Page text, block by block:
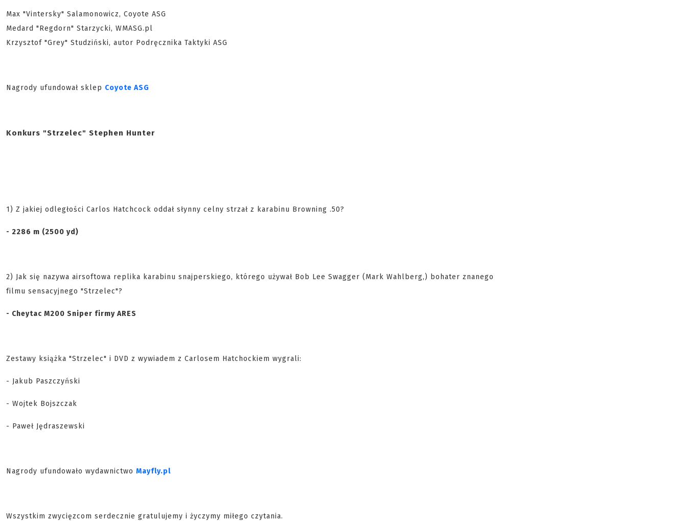
Max "Vintersky" Salamonowicz, Coyote ASG
Medard "Regdorn" Starzycki, WMASG.pl
Krzysztof "Grey" Studziński, autor Podręcznika Taktyki ASG
Nagrody ufundował sklep Coyote ASG
Konkurs "Strzelec" Stephen Hunter
1) Z jakiej odległości Carlos Hatchcock oddał słynny celny strzał z karabinu Browning .50?
- 2286 m (2500 yd)
2) Jak się nazywa airsoftowa replika karabinu snajperskiego, którego używał Bob Lee Swagger (Mark Wahlberg,) bohater znanego
filmu sensacyjnego "Strzelec"?
- Cheytac M200 Sniper firmy ARES
Zestawy książka "Strzelec" i DVD z wywiadem z Carlosem Hatchockiem wygrali:
- Jakub Paszczyński
- Wojtek Bojszczak
- Paweł Jędraszewski
Nagrody ufundowało wydawnictwo Mayfly.pl
Wszystkim zwycięzcom serdecznie gratulujemy i życzymy miłego czytania.